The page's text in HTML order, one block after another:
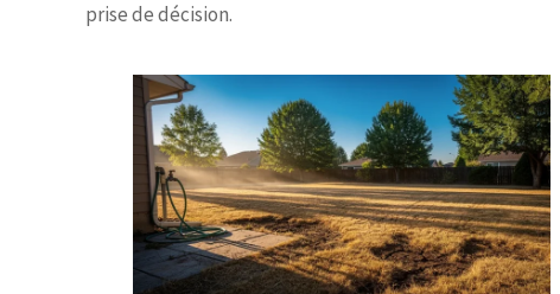
prise de décision.